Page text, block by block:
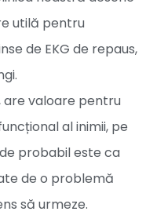
utilă pentru
de EKG de repaus,
are valoare pentru
al inimii, pe
probabil este ca
de o problemă
să urmeze.